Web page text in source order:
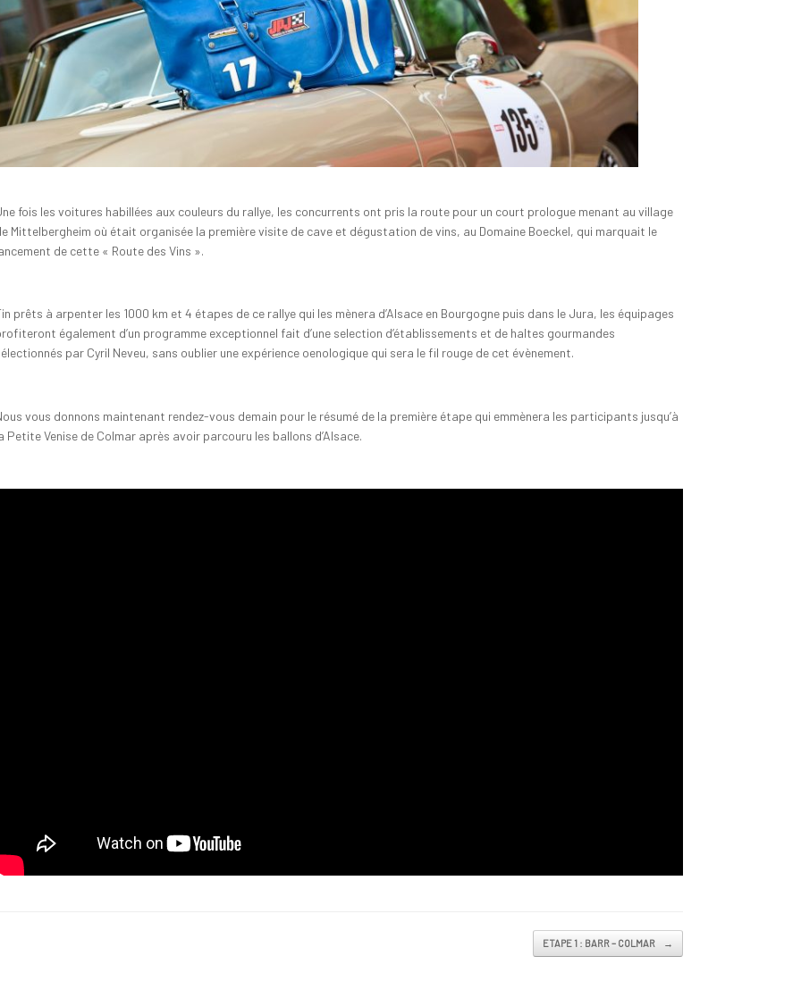
fois les voitures habillées aux couleurs du rallye, les concurrents ont pris la route pour un court prologue menant au village
Mittelbergheim où était organisée la première visite de cave et dégustation de vins, au Domaine Boeckel, qui marquait le
de cette « Route des Vins ».
prêts à arpenter les 1000 km et 4 étapes de ce rallye qui les mènera d’Alsace en Bourgogne puis dans le Jura, les équipages
également d’un programme exceptionnel fait d’une selection d’établissements et de haltes gourmandes
par Cyril Neveu, sans oublier une expérience oenologique qui sera le fil rouge de cet évènement.
vous donnons maintenant rendez-vous demain pour le résumé de la première étape qui emmènera les participants jusqu’à
Petite Venise de Colmar après avoir parcouru les ballons d’Alsace.
ETAPE 1 : BARR – COLMAR →